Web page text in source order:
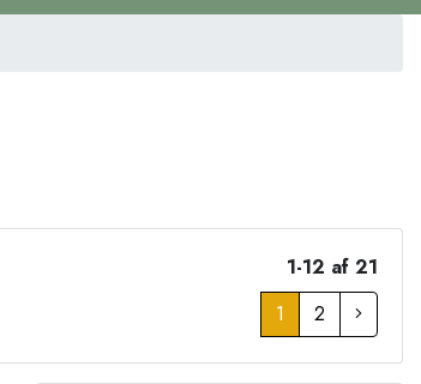
1-12 af 21
1
2